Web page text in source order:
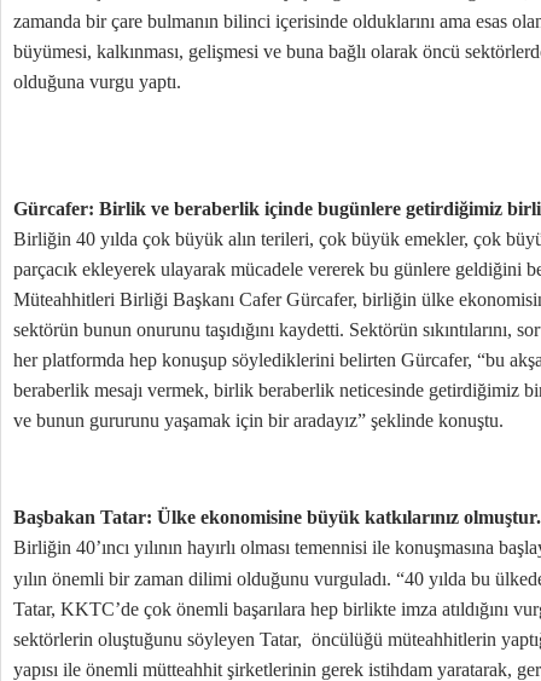
zamanda bir çare bulmanın bilinci içerisinde olduklarını ama esas
büyümesi, kalkınması, gelişmesi ve buna bağlı olarak öncü
olduğuna vurgu yaptı.
Gürcafer: Birlik ve beraberlik içinde bugünlere getirdiğimiz
Birliğin 40 yılda çok büyük alın terileri, çok büyük emekler, çok
parçacık ekleyerek ulayarak mücadele vererek bu günlere geldiğini
Müteahhitleri Birliği Başkanı Cafer Gürcafer, birliğin ülke
sektörün bunun onurunu taşıdığını kaydetti. Sektörün sıkıntılarını,
her platformda hep konuşup söylediklerini belirten Gürcafer, “bu
beraberlik mesajı vermek, birlik beraberlik neticesinde getirdiğimiz
ve bunun gururunu yaşamak için bir aradayız” şeklinde konuştu.
Başbakan Tatar: Ülke ekonomisine büyük katkılarınız
Birliğin 40’ıncı yılının hayırlı olması temennisi ile konuşmasına
yılın önemli bir zaman dilimi olduğunu vurguladı. “40 yılda bu
Tatar, KKTC’de çok önemli başarılara hep birlikte imza atıldığını
sektörlerin oluştuğunu söyleyen Tatar, öncülüğü müteahhitlerin
yapısı ile önemli mütteahhit şirketlerinin gerek istihdam yaratarak,